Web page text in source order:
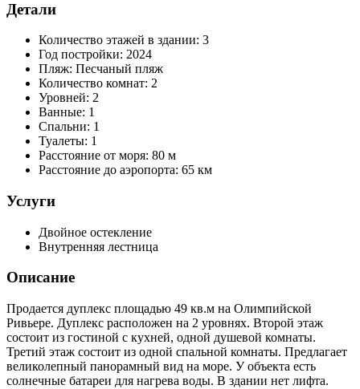
Детали
Количество этажей в здании: 3
Год постройки: 2024
Пляж: Песчаный пляж
Количество комнат: 2
Уровней: 2
Ванные: 1
Спальни: 1
Туалеты: 1
Расстояние от моря: 80 м
Расстояние до аэропорта: 65 км
Услуги
Двойное остекление
Внутренняя лестница
Описание
Продается дуплекс площадью 49 кв.м на Олимпийской
Ривьере. Дуплекс расположен на 2 уровнях. Второй этаж
состоит из гостиной с кухней, одной душевой комнаты.
Третий этаж состоит из одной спальной комнаты. Предлагает
великолепный панорамный вид на море. У объекта есть
солнечные батареи для нагрева воды. В здании нет лифта.